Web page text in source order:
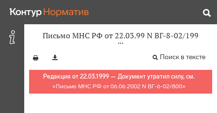
Письмо МНС РФ от 22.03.99 N ВГ-8-02/199
Поиск в тексте
Редакция от 22.03.1999 — Документ утратил силу, см.
«Письмо МНС РФ от 06.06.2002 N ВГ-6-02/800»